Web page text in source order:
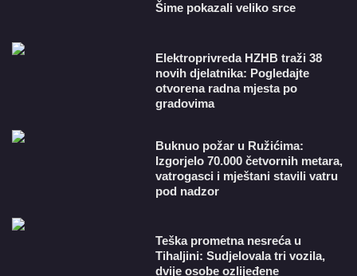
Šime pokazali veliko srce
​Elektroprivreda HZHB traži 38
novih djelatnika: Pogledajte
otvorena radna mjesta po
gradovima
Buknuo požar u Ružićima:
Izgorjelo 70.000 četvornih metara,
vatrogasci i mještani stavili vatru
pod nadzor
Teška prometna nesreća u
Tihaljini: Sudjelovala tri vozila,
dvije osobe ozlijeđene